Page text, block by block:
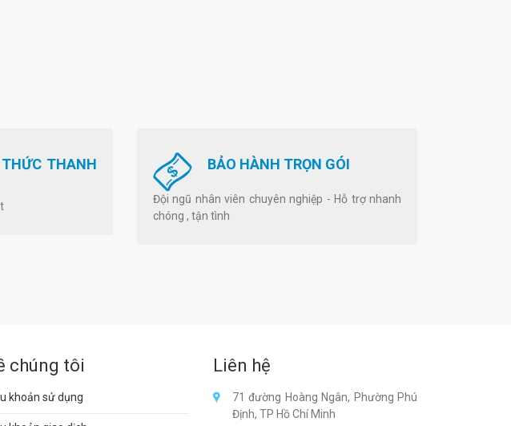
THANH
BẢO HÀNH TRỌN GÓI
Đội ngũ nhân viên chuyên nghiệp - Hỗ trợ nhanh
chóng , tận tình
chúng tôi
khoản sử dụng
Liên hệ
71 đường Hoàng Ngân, Phường Phú
Định, TP Hồ Chí Minh